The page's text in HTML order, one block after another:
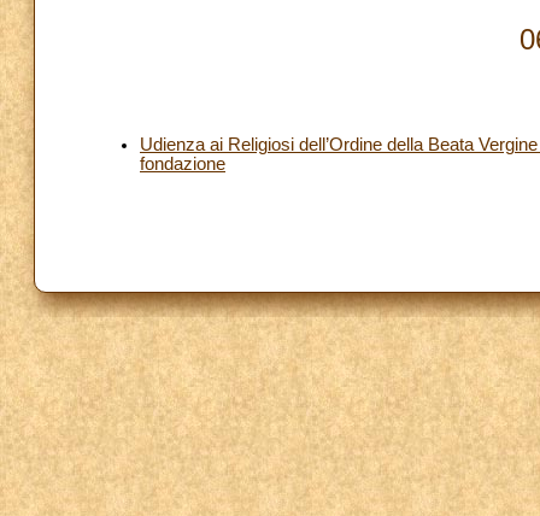
Udienza ai Religiosi dell’Ordine della Beata
fondazione